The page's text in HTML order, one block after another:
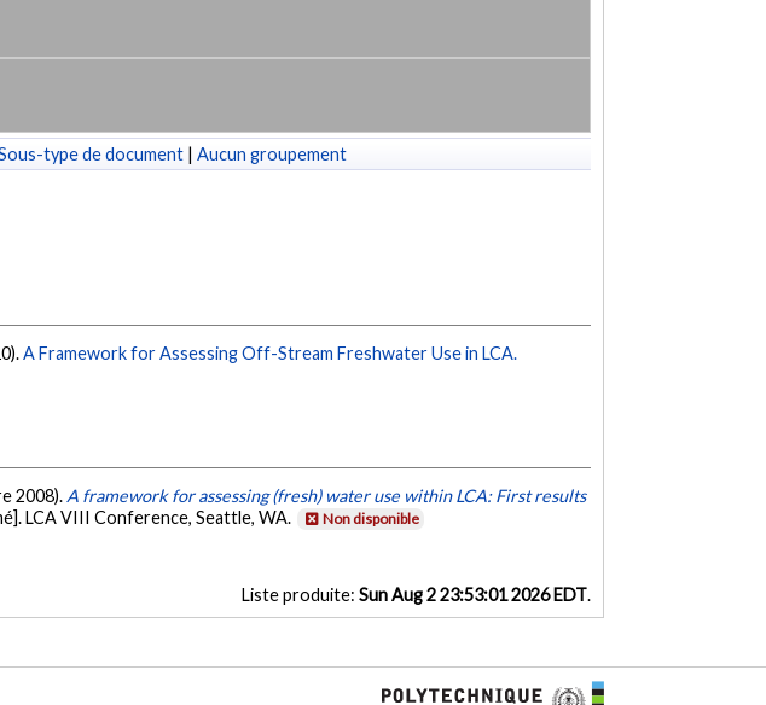
type de document | Aucun groupement
A Framework for Assessing Off-Stream Freshwater Use in LCA.
2008). A framework for assessing (fresh) water use within LCA: First results
LCA VIII Conference, Seattle, WA. Non disponible
Liste produite: Sun Aug 2 23:53:01 2026 EDT.